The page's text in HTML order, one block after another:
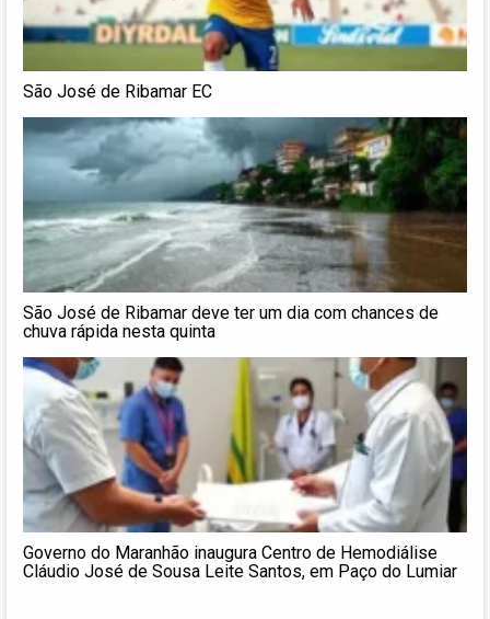
São José de Ribamar EC
São José de Ribamar deve ter um dia com chances de
chuva rápida nesta quinta
Governo do Maranhão inaugura Centro de Hemodiálise
Cláudio José de Sousa Leite Santos, em Paço do Lumiar